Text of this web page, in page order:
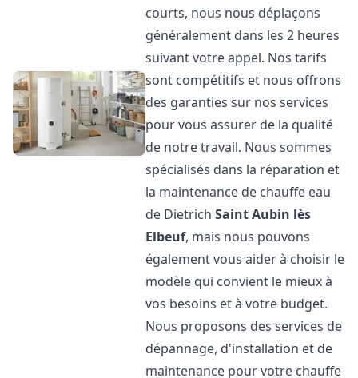
courts, nous nous déplaçons
généralement dans les 2 heures
suivant votre appel. Nos tarifs
sont compétitifs et nous offrons
des garanties sur nos services
pour vous assurer de la qualité
de notre travail. Nous sommes
spécialisés dans la réparation et
la maintenance de chauffe eau
de DietrichSaint Aubin lès
Elbeuf, mais nous pouvons
également vous aider à choisir le
modèle qui convient le mieux à
vos besoins et à votre budget.
Nous proposons des services de
dépannage, d'installation et de
maintenance pour votre chauffe